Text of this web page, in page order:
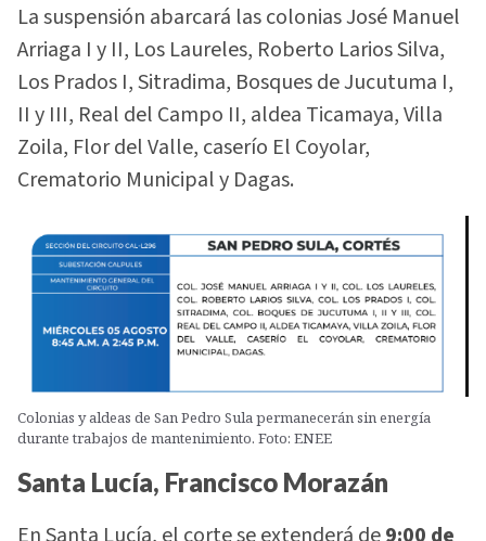
La suspensión abarcará las colonias José Manuel
Arriaga I y II, Los Laureles, Roberto Larios Silva,
Los Prados I, Sitradima, Bosques de Jucutuma I,
II y III, Real del Campo II, aldea Ticamaya, Villa
Zoila, Flor del Valle, caserío El Coyolar,
Crematorio Municipal y Dagas.
Colonias y aldeas de San Pedro Sula permanecerán sin energía
durante trabajos de mantenimiento. Foto: ENEE
Santa Lucía, Francisco Morazán